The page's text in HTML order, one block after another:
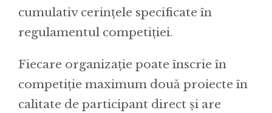
cumulativ cerinţele specificate în
regulamentul competiţiei.
Fiecare organizație poate înscrie în
competiție maximum două proiecte în
calitate de participant direct și are